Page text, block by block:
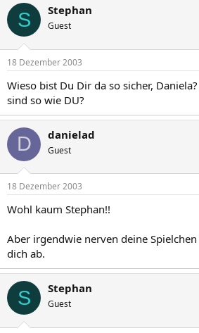
S Stephan
Guest
18 Dezember 2003
Wieso bist Du Dir da so sicher,
sind so wie DU?
D danielad
Guest
18 Dezember 2003
Wohl kaum Stephan!!
Aber irgendwie nerven deine
dich ab.
S Stephan
Guest